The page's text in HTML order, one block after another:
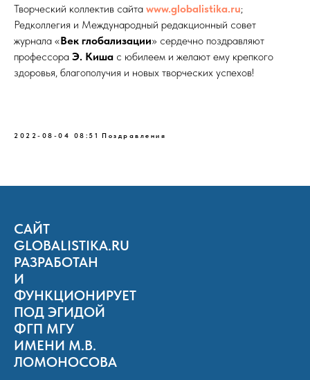
Творческий коллектив сайта www.globalistika.ru;
Редколлегия и Международный редакционный совет
журнала «Век глобализации» сердечно поздравляют
профессора Э. Киша с юбилеем и желают ему крепкого
здоровья, благополучия и новых творческих успехов!
2022-08-04 08:51 Поздравления
САЙТ
GLOBALISTIKA.RU
РАЗРАБОТАН
И
ФУНКЦИОНИРУЕТ
ПОД ЭГИДОЙ
ФГП МГУ
ИМЕНИ М.В.
ЛОМОНОСОВА